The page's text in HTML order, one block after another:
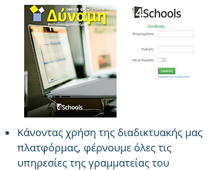
Κάνοντας χρήση της διαδικτυακής μας
πλατφόρμας, φέρνουμε όλες τις
υπηρεσίες της γραμματείας του